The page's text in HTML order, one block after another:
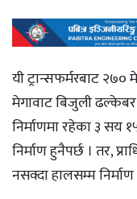
यी ट्रान्सफर्मरबाट २७०
मेगावाट बिजुली
निर्माणमा रहेका ३ सय
निर्माण हुनैपर्छ । तर,
नसक्दा हालसम्म